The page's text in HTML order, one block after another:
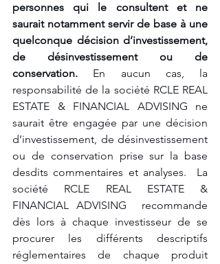
personnes qui le consultent et ne
saurait notamment servir de base à une
quelconque décision d’investissement,
de désinvestissement ou de
conservation. En aucun cas, la
responsabilité de la société RCLE REAL
ESTATE & FINANCIAL ADVISING ne
saurait être engagée par une décision
d’investissement, de désinvestissement
ou de conservation prise sur la base
desdits commentaires et analyses.  La
société RCLE REAL ESTATE &
FINANCIAL ADVISING  recommande
dès lors à chaque investisseur de se
procurer les différents descriptifs
réglementaires de chaque produit